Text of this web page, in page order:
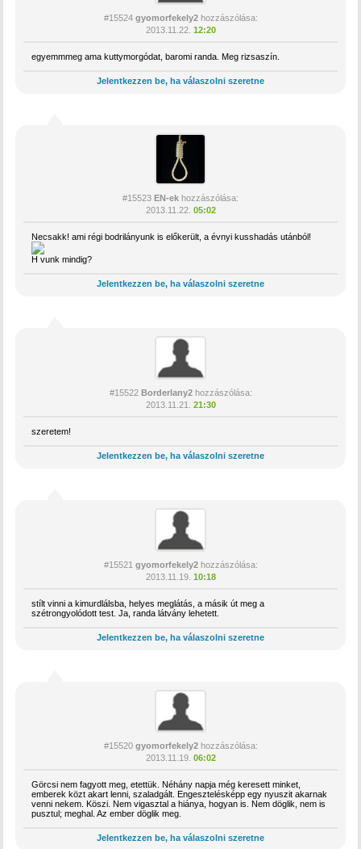
#15524 gyomorfekely2hozzászólása:
2013.11.22. 12:20
egyemmmeg ama kuttymorgódat, baromi randa. Meg rizsaszín.
Jelentkezzen be, ha válaszolni szeretne
#15523 EN-ek hozzászólása:
2013.11.22. 05:02
Necsakk! ami régi bodrilányunk is előkerült, a évnyi kusshadás utánból!
H vunk mindig?
Jelentkezzen be, ha válaszolni szeretne
#15522 Borderlany2hozzászólása:
2013.11.21.
21:30
szeretem!
Jelentkezzen be, ha válaszolni szeretne
#15521 gyomorfekely2hozzászólása:
2013.11.19. 10:18
stílt vinni a kimurdlálsba, helyes meglátás, a másik út meg a
szétrongyolódott test. Ja, randa látvány lehetett.
Jelentkezzen be, ha válaszolni szeretne
#15520 gyomorfekely2hozzászólása:
2013.11.19. 06:02
Görcsi nem fagyott meg, etettük. Néhány napja még keresett minket,
emberek közt akart lenni, szaladgált. Engesztelésképp egy nyuszit akarnak
venni nekem. Köszi. Nem vigasztal a hiánya, hogyan is. Nem döglik, nem is
pusztul; meghal. Az ember döglik meg.
Jelentkezzen be, ha válaszolni szeretne